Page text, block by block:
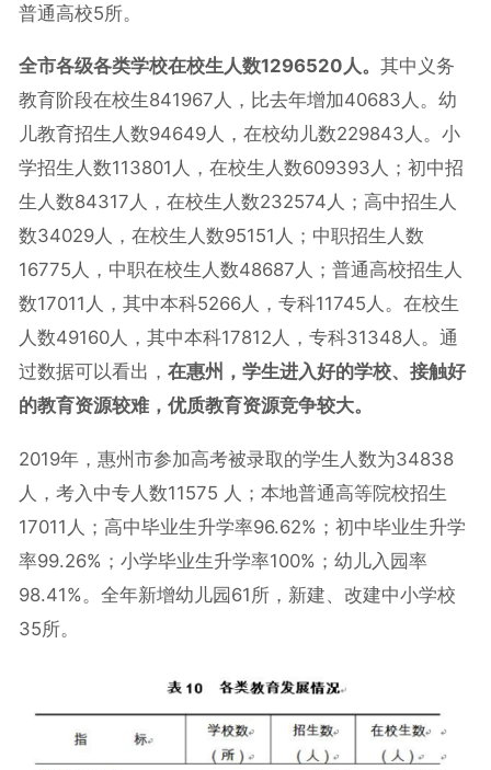
普通高校5所。
全市各级各类学校在校生人数1296520人。 其中义务
教育阶段在校生841967人，比去年增加40683人。幼
儿教育招生人数94649人，在校幼儿数229843人。小
学招生人数113801人，在校生人数609393人；初中招
生人数84317人，在校生人数232574人；高中招生人
数34029人，在校生人数95151人；中职招生人数
16775人，中职在校生人数48687人；普通高校招生人
数17011人，其中本科5266人，专科11745人。在校生
人数49160人，其中本科17812人，专科31348人。通
过数据可以看出， 在惠州，学生进入好的学校、接触好
的教育资源较难，优质教育资源竞争较大。
2019年，惠州市参加高考被录取的学生人数为34838
人，考入中专人数11575 人；本地普通高等院校招生
17011人；高中毕业生升学率96.62%；初中毕业生升学
率99.26%；小学毕业生升学率100%；幼儿入园率
98.41%。全年新增幼儿园61所，新建、改建中小学校
35所。